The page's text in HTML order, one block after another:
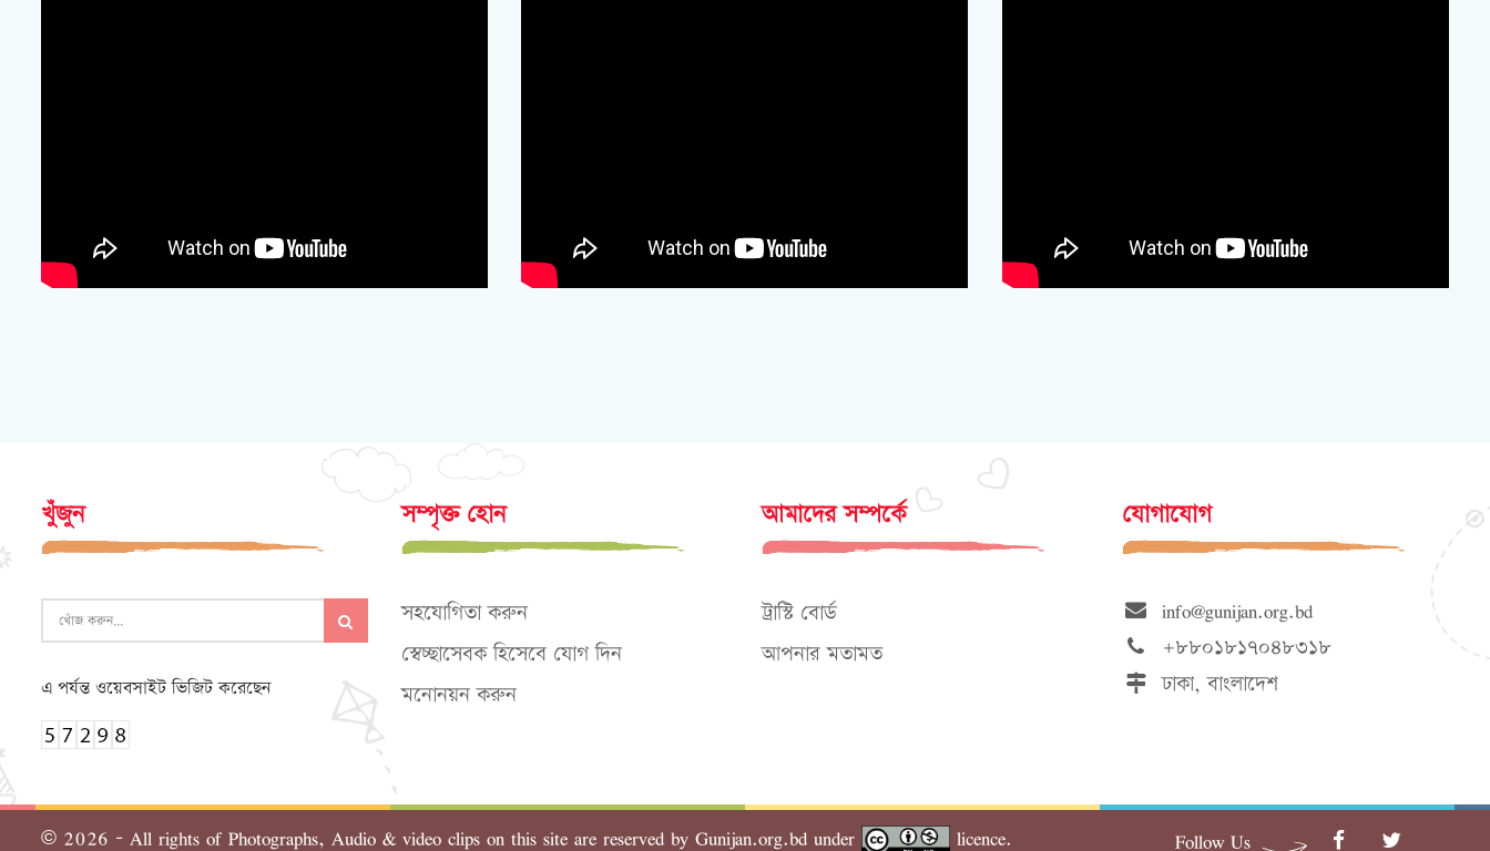
খুঁজুন
এ পর্যন্ত ওয়েবসাইট ভিজিট করেছেন
সম্পৃক্ত হোন
সহযোগিতা করুন
স্বেচ্ছাসেবক হিসেবে যোগ দিন
মনোনয়ন করুন
আমাদের সম্পর্কে
ট্রাস্টি বোর্ড
আপনার মতামত
যোগাযোগ
info@gunijan.org.bd
+৮৮০১৮১৭০৪৮৩১৮
ঢাকা, বাংলাদেশ
© 2026 - All rights of Photographs, Audio & video clips on this site are reserved by Gunijan.org.bd under licence.